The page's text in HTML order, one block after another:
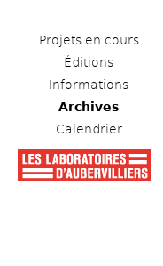
Projets en cours
Éditions
Informations
Archives
Calendrier